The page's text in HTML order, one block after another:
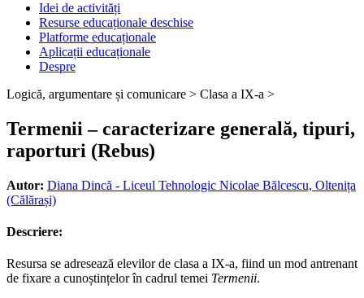
Idei de activități
Resurse educaționale deschise
Platforme educaționale
Aplicații educaționale
Despre
Logică, argumentare și comunicare > Clasa a IX-a >
Termenii – caracterizare generală, tipuri,
raporturi (Rebus)
Autor: Diana Dincă - Liceul Tehnologic Nicolae Bălcescu, Oltenița
(Călărași)
Descriere:
Resursa se adresează elevilor de clasa a IX-a, fiind un mod antrenant
de fixare a cunoștințelor în cadrul temei Termenii.